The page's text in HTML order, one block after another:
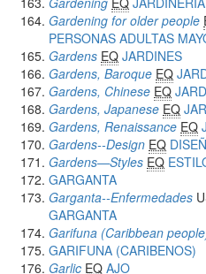
Gardening for older people
PERSONAS ADULTAS
Gardens EQ JARDINES
Gardens, Baroque EQ
Gardens, Chinese EQ
Gardens, Japanese EQ
Gardens, Renaissance EQ
Gardens--Design EQ
Gardens—Styles EQ
GARGANTA
Garganta--Enfermedades
GARGANTA
Garifuna (Caribbean
GARIFUNA (CARIBENOS)
Garlic EQ AJO